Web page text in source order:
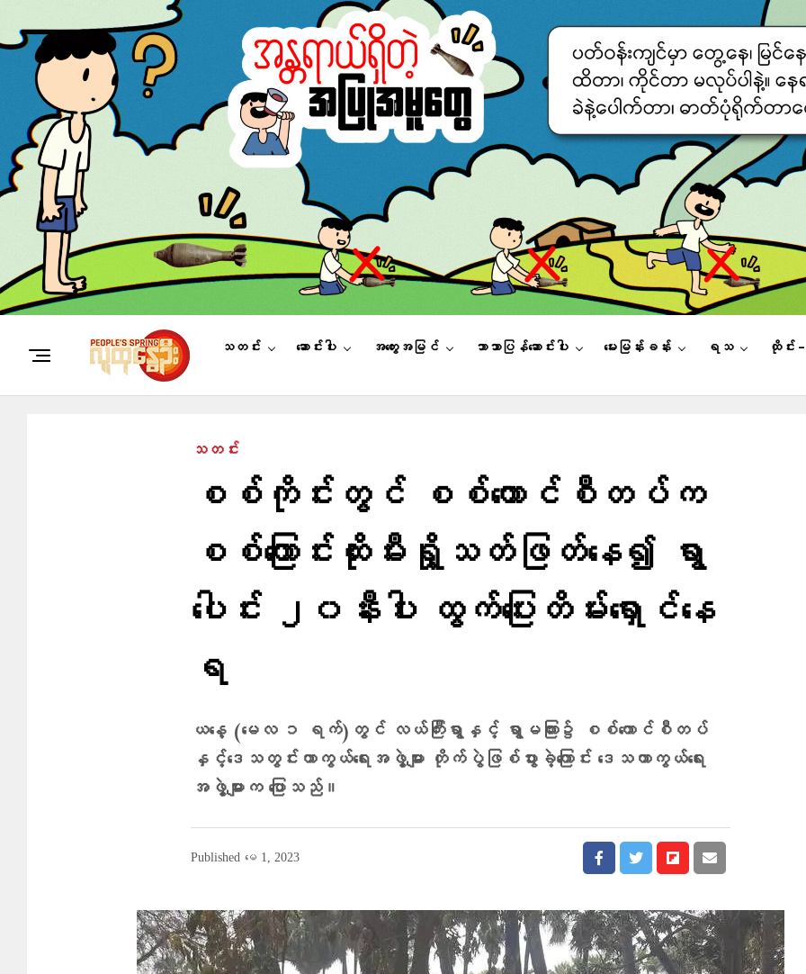
သတင်း ဆောင်းပါး အတွေးအမြင် ဘာသာပြန်ဆောင်းပါး မေးမြန်းခန်း ရသ ထိုင်း –
သတင်း
စစ်ကိုင်းတွင် စစ်ကောင်စီတပ်က
စစ်ကြောင်းထိုးမီးရှို့သတ်ဖြတ်နေ၍ ရွာ
ပေါင်း ၂၀နီးပါး ထွက်ပြေးတိမ်းရှောင်နေ
ရ
ယနေ့ (မေလ ၁ ရက်)တွင် လယ်ကြီးရွာနှင့် ရွာမကြား၌ စစ်ကောင်စီတပ်
နှင့်​ဒေသတွင်းကာကွယ်ရေးအဖွဲ့များ တိုက်ပွဲဖြစ်ပွားခဲ့ကြောင်း ​ဒေသကာကွယ်ရေး
အဖွဲ့များက ပြောသည်။
Published မေ 1, 2023